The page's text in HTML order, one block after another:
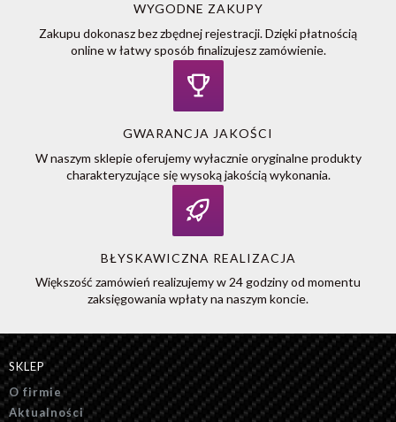
WYGODNE ZAKUPY
Zakupu dokonasz bez zbędnej rejestracji. Dzięki płatnością
online w łatwy sposób finalizujesz zamówienie.
GWARANCJA JAKOŚCI
W naszym sklepie oferujemy wyłacznie oryginalne produkty
charakteryzujące się wysoką jakością wykonania.
BŁYSKAWICZNA REALIZACJA
Większość zamówień realizujemy w 24 godziny od momentu
zaksięgowania wpłaty na naszym koncie.
SKLEP
O firmie
Aktualności